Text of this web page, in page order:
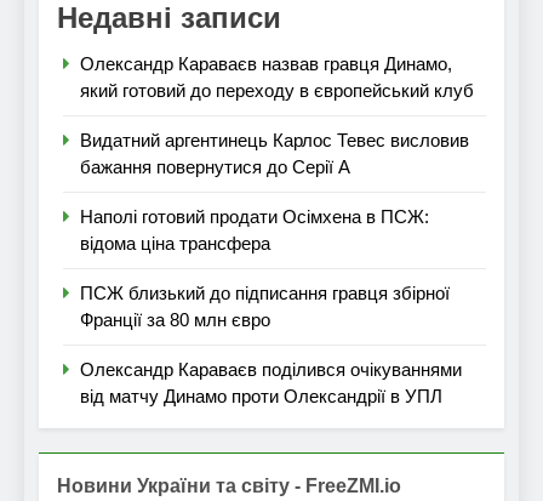
Недавні записи
Олександр Караваєв назвав гравця Динамо,
який готовий до переходу в європейський клуб
Видатний аргентинець Карлос Тевес висловив
бажання повернутися до Серії А
Наполі готовий продати Осімхена в ПСЖ:
відома ціна трансфера
ПСЖ близький до підписання гравця збірної
Франції за 80 млн євро
Олександр Караваєв поділився очікуваннями
від матчу Динамо проти Олександрії в УПЛ
Новини України та світу - FreeZMI.io